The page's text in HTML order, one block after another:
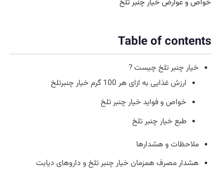
خواص و عوارض خیار چنبر تلخ
Table of contents
خیار چنبر تلخ چیست ?
ارزش غذایی به ازای هر 100 گرم خیار چنبرتلخ
خواص و فواید خیار چنبر تلخ
طبع خیار چنبر تلخ
ملاحظات و هشدارها
هشدار مصرف همزمان خیار چنبر تلخ و داروهای دیابت